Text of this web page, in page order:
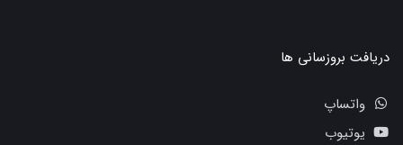
دریافت بروزسانی ها
واتساپ
یوتیوب